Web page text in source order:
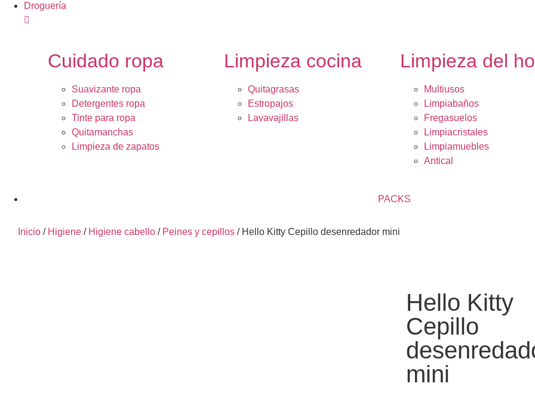
Droguería
Cuidado ropa
Suavizante ropa
Detergentes ropa
Tinte para ropa
Quitamanchas
Limpieza de zapatos
Limpieza cocina
Quitagrasas
Estropajos
Lavavajillas
Limpieza del
Multiusos
Limpiabaños
Fregasuelos
Limpiacristales
Limpiamuebles
Antical
PACKS
Inicio / Higiene / Higiene cabello / Peines y cepillos / Hello Kitty Cepillo desenredador mini
Hello Kitty
Cepillo
mini